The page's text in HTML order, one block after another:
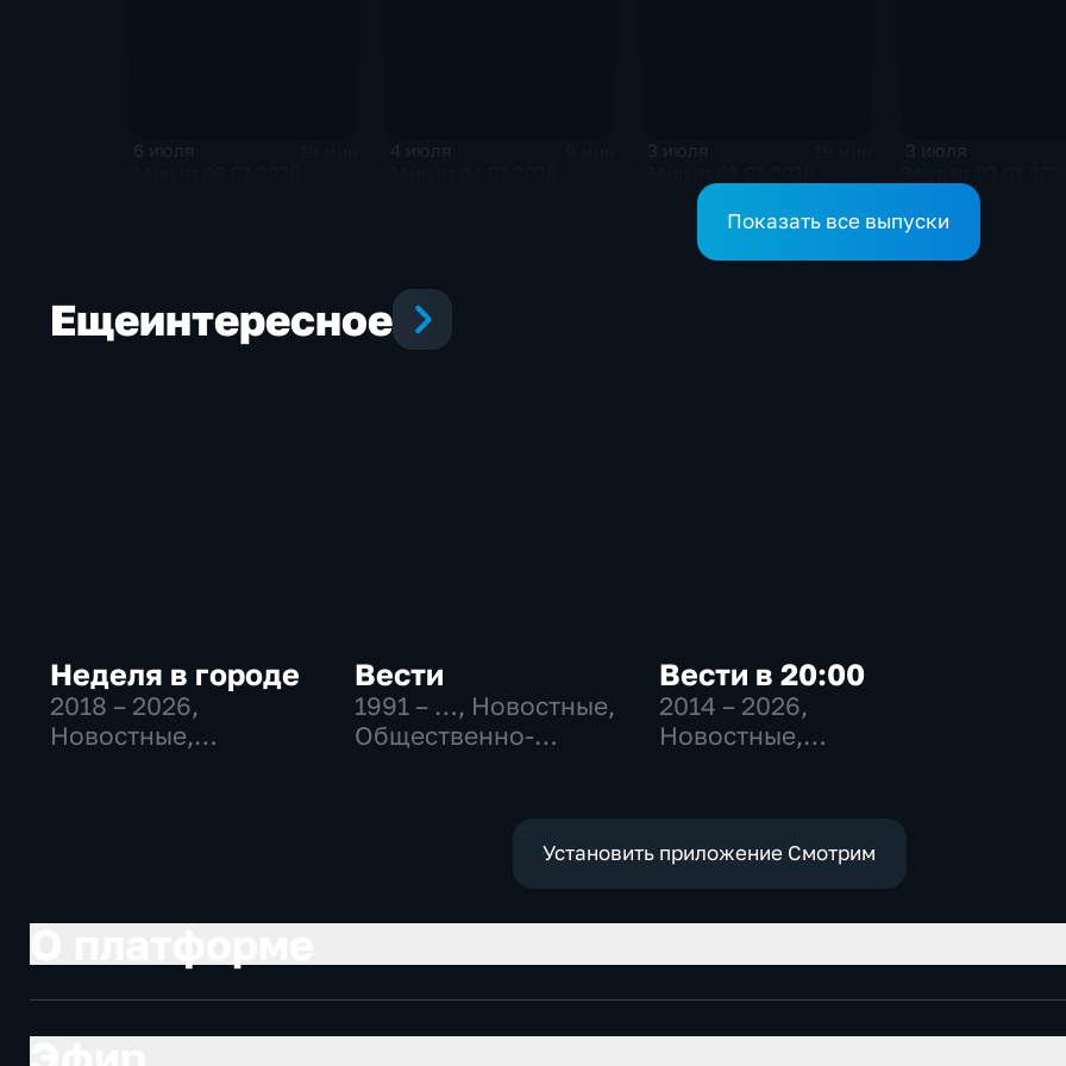
6 июля 4 июля 3 июля 3 июля
Показать все выпуски
Ещеинтересное
Неделя в городе
2018 – 2026,
Новостные,
Вести
1991 – …, Новостные,
Общественно-
Вести в 20:00
2014 – 2026,
Новостные,
Установить приложение Смотрим